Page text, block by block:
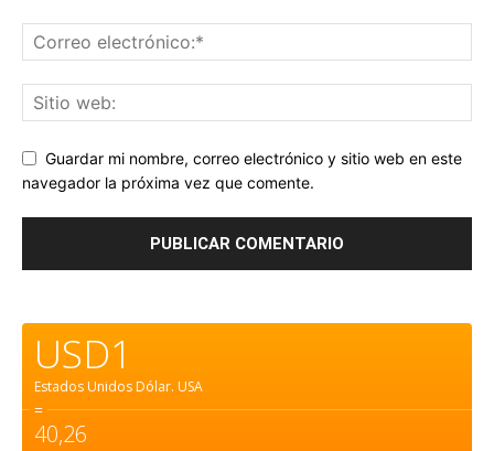
Guardar mi nombre, correo electrónico y sitio web en este
navegador la próxima vez que comente.
USD1
Estados Unidos Dólar. USA
=
40,26